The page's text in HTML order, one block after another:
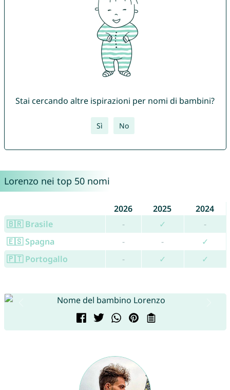
Stai cercando altre ispirazioni per nomi di bambini?
Sì No
Lorenzo nei top 50 nomi
2026 2025
2024
🇧🇷 Brasile
- ✓
-
🇪🇸 Spagna
- -
✓
🇵🇹 Portogallo
- ✓ ✓